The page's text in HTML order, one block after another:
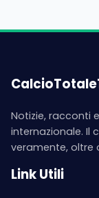
Notizie, racconti
internazionale. Il
veramente, oltre
Link Utili